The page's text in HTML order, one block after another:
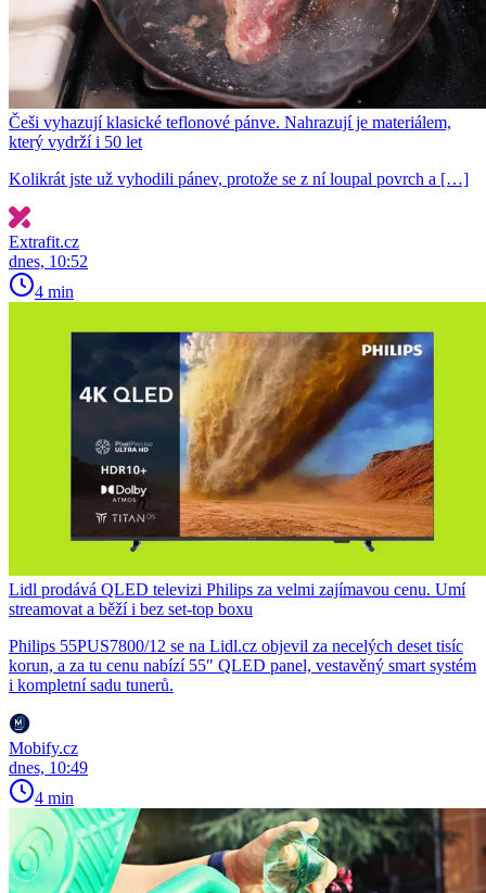
Češi vyhazují klasické teflonové pánve. Nahrazují je materiálem,
který vydrží i 50 let
Kolikrát jste už vyhodili pánev, protože se z ní loupal povrch a […]
Extrafit.cz
dnes, 10:52
4 min
Lidl prodává QLED televizi Philips za velmi zajímavou cenu. Umí
streamovat a běží i bez set-top boxu
Philips 55PUS7800/12 se na Lidl.cz objevil za necelých deset tisíc
korun, a za tu cenu nabízí 55″ QLED panel, vestavěný smart systém
i kompletní sadu tunerů.
Mobify.cz
dnes, 10:49
4 min